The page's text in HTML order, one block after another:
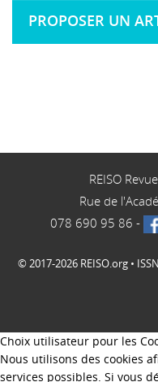
PROPOSER UN
REISO
Rue de
078 690 95 86 -
© 2017-2026 REISO.org •
Choix utilisateur pour les
Nous utilisons des cookies
services possibles. Si vous